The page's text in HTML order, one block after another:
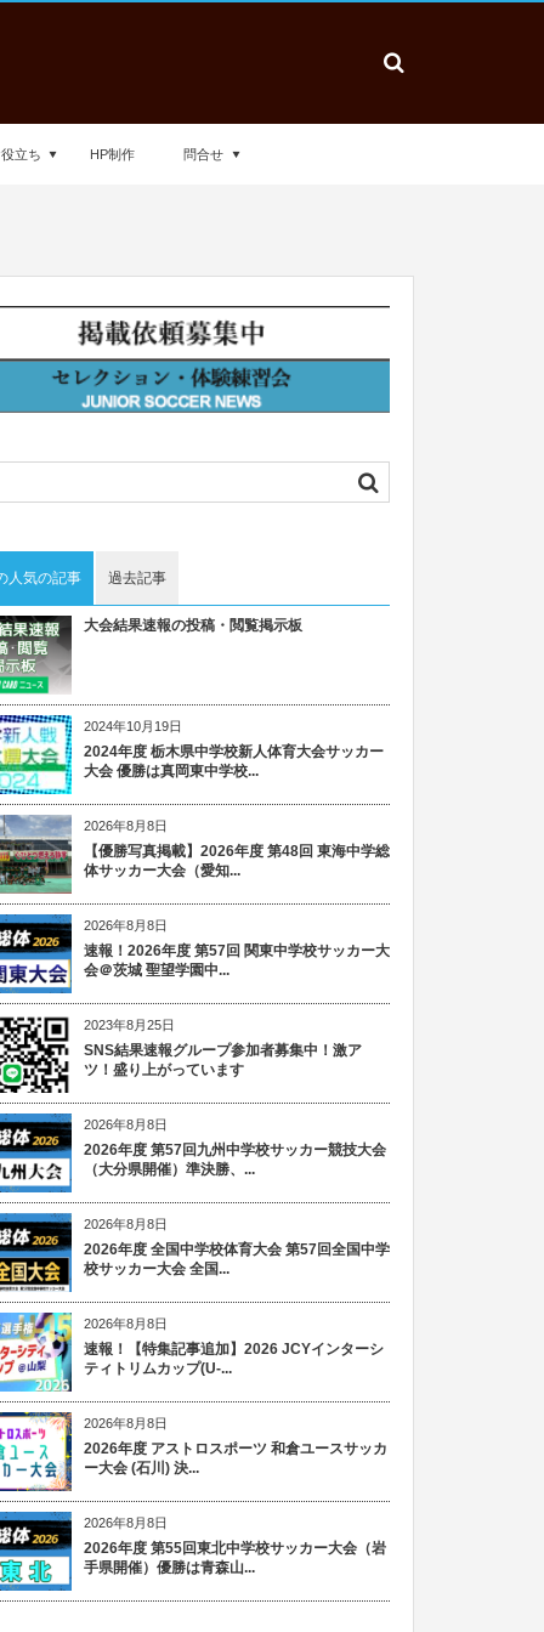
立ち HP制作 問合せ
人気の記事 過去記事
大会結果速報の投稿・閲覧掲示板
2024年10月19日
2024年度 栃木県中学校新人体育大会サッカー
大会 優勝は真岡東中学校...
2026年8月8日
【優勝写真掲載】2026年度 第48回 東海中学総
体サッカー大会（愛知...
2026年8月8日
速報！2026年度 第57回 関東中学校サッカー大
会＠茨城 聖望学園中...
2023年8月25日
SNS結果速報グループ参加者募集中！激ア
ツ！盛り上がっています
2026年8月8日
2026年度 第57回九州中学校サッカー競技大会
（大分県開催）準決勝、...
2026年8月8日
2026年度 全国中学校体育大会 第57回全国中学
校サッカー大会 全国...
2026年8月8日
速報！【特集記事追加】2026 JCYインターシ
ティトリムカップ(U-...
2026年8月8日
2026年度 アストロスポーツ 和倉ユースサッカ
ー大会 (石川) 決...
2026年8月8日
2026年度 第55回東北中学校サッカー大会（岩
手県開催）優勝は青森山...